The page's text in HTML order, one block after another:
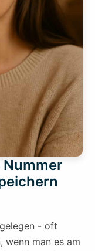
Nummer
- oft
wenn man es am